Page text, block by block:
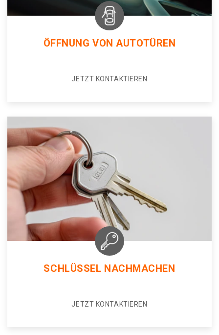
ÖFFNUNG VON AUTOTÜREN
JETZT KONTAKTIEREN
SCHLÜSSEL NACHMACHEN
JETZT KONTAKTIEREN